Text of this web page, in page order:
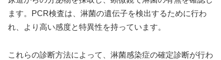
ます。PCR検査は、淋菌の遺伝子を検出するために行わ
れ、より高い感度と特異性を持っています。
これらの診断方法によって、淋菌感染症の確定診断が行わ